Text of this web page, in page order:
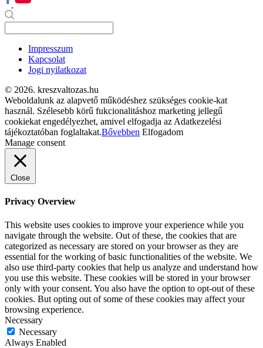
Impresszum
Kapcsolat
Jogi nyilatkozat
© 2026. kreszvaltozas.hu
Weboldalunk az alapvető működéshez szükséges cookie-kat
használ. Szélesebb körű fukcionalitáshoz marketing jellegű
cookiekat engedélyezhet, amivel elfogadja az Adatkezelési
tájékoztatóban foglaltakat.Bővebben Elfogadom
Manage consent
Close
Privacy Overview
This website uses cookies to improve your experience while you
navigate through the website. Out of these, the cookies that are
categorized as necessary are stored on your browser as they are
essential for the working of basic functionalities of the website. We
also use third-party cookies that help us analyze and understand how
you use this website. These cookies will be stored in your browser
only with your consent. You also have the option to opt-out of these
cookies. But opting out of some of these cookies may affect your
browsing experience.
Necessary
Necessary
Always Enabled